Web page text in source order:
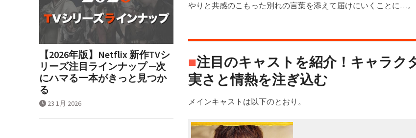
やりと共感のこもった別れの言葉を添えて届けにいくことに…。
■注目のキャストを紹介！キャラク
実さと情熱を注ぎ込む
メインキャストは以下のとおり。
【2026年版】Netflix 新作TVシ
リーズ注目ラインナップ ─次
にハマる一本がきっと見つか
る
23 1月 2026